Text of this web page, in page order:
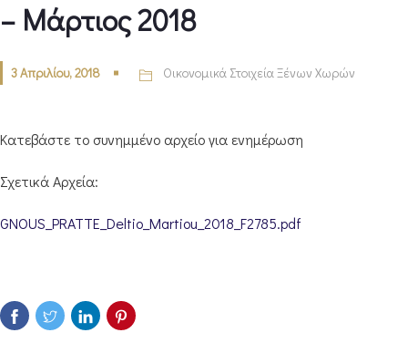
– Μάρτιος 2018
3 Απριλίου, 2018 Οικονομικά Στοιχεία Ξένων Χωρών
Κατεβάστε το συνημμένο αρχείο για ενημέρωση
Σχετικά Αρχεία:
GNOUS_PRATTE_Deltio_Martiou_2018_F2785.pdf